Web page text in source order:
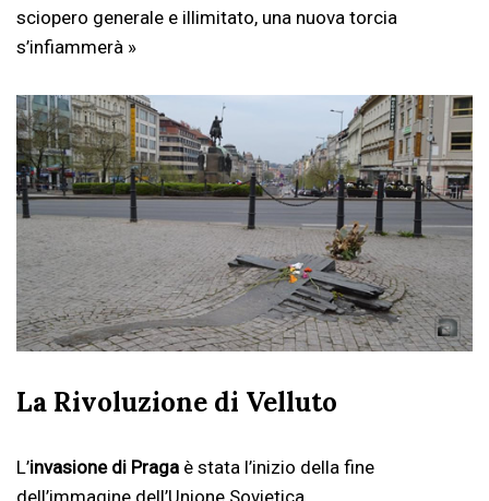
sciopero generale e illimitato, una nuova torcia
s’infiammerà »
La Rivoluzione di Velluto
L’invasione di Praga è stata l’inizio della fine
dell’immagine dell’Unione Sovietica.